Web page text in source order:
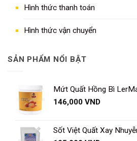
Hình thức thanh toán
Hình thức vận chuyển
SẢN PHẨM NỔI BẬT
Mứt Quất Hồng Bì
146,000 VND
Sốt Việt Quất Xay